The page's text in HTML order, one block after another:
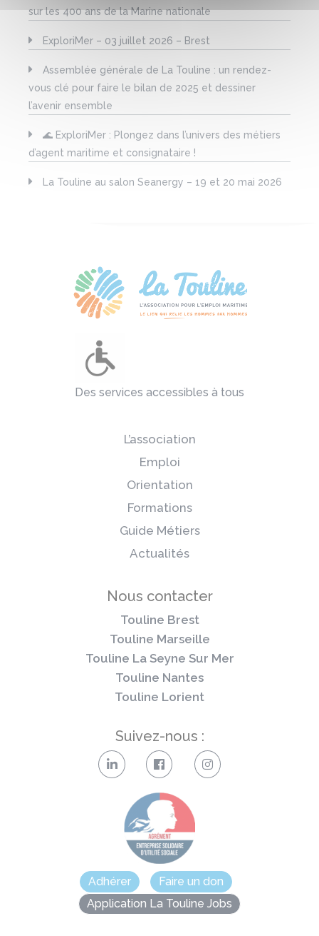
sur les 400 ans de la Marine nationale
ExploriMer – 03 juillet 2026 – Brest
Assemblée générale de La Touline : un rendez-
vous clé pour faire le bilan de 2025 et dessiner
l’avenir ensemble
🌊 ExploriMer : Plongez dans l’univers des métiers
d’agent maritime et consignataire !
La Touline au salon Seanergy – 19 et 20 mai 2026
Des services accessibles à tous
L’association
Emploi
Orientation
Formations
Guide Métiers
Actualités
Nous contacter
Touline Brest
Touline Marseille
Touline La Seyne Sur Mer
Touline Nantes
Touline Lorient
Suivez-nous :
Adhérer
Faire un don
Application La Touline Jobs